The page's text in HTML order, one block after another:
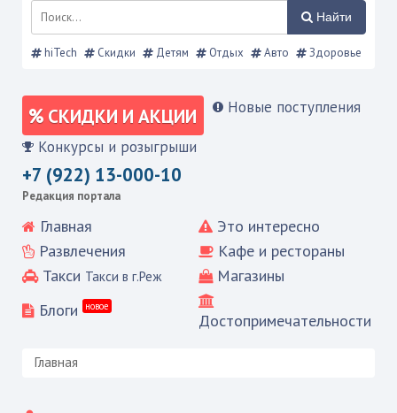
Найти
hiTech Скидки Детям Отдых Авто Здоровье
СКИДКИ И АКЦИИ Новые поступления
Конкурсы и розыгрыши
+7 (922) 13-000-10
Редакция портала
Главная
Это интересно
Развлечения
Кафе и рестораны
Такси Такси в г.Реж
Магазины
Блоги
новое
Достопримечательности
Главная